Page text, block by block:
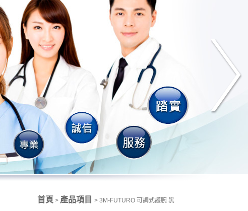
首頁 > 產品項目 > 3M-FUTURO 可調式護腕 黑